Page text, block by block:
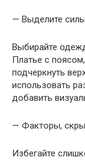
— Выделите
Выбирайте
Платье с
подчеркнуть
использовать
добавить
— Факторы,
Избегайте